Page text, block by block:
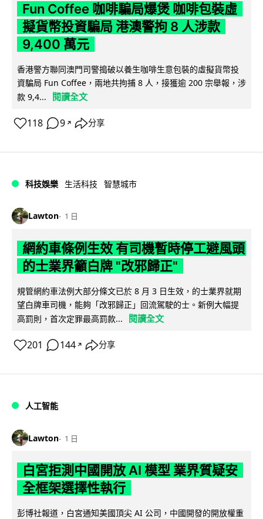
Fun Coffee 咖啡騙局爆煲 咖啡包裝虛
擬貨幣投資騙局 港澳警拘 8 人涉款
9,400 萬元
香港警方聯同澳門司警搗破以養生咖啡生意包裝的虛擬貨幣投
資騙局 Fun Coffee，兩地共拘捕 8 人，接獲逾 200 宗舉報，涉
款 9,4...
閱讀全文
118 9 ↗ 分享
科技娛樂 生活科技 智慧城市
Lawton 1 日
網約車條例生效 有司機暫時停工避風頭
的士業界籲白牌 "改邪歸正"
規管網約車法例大部分條文已於 8 月 3 日生效，的士業界就期
望白牌車司機，能夠「改邪歸正」回流駕駛的士。新例大幅提
高罰則，首次定罪最高罰款...
閱讀全文
201 144 ↗ 分享
人工智能
Lawton 1 日
白宮拒測中國開放 AI 模型 業界質疑安
全框架選擇性執行
彭博社報道，白宮通知美國頂尖 AI 公司，中國開發的開放權重